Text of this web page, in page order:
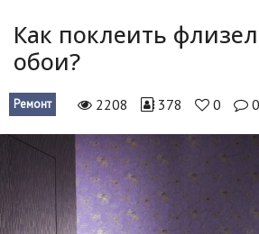
Экономика
Происшествия
Hi-Tech. Интернет
Россия
Наука и техника
Как поклеить
обои?
Ремонт 2208 378 0 0